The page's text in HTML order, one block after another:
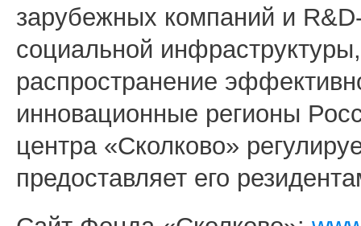
зарубежных компаний и
социальной
распространение
инновационные регионы
центра «Сколково»
предоставляет его